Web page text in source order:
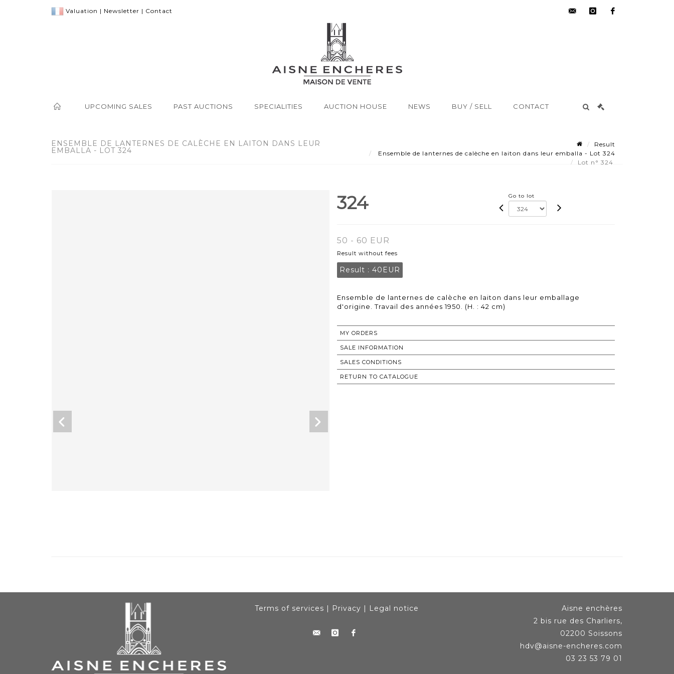
Valuation | Newsletter | Contact
UPCOMING SALES PAST AUCTIONS SPECIALITIES AUCTION HOUSE NEWS BUY / SELL CONTACT
ENSEMBLE DE LANTERNES DE CALÈCHE EN LAITON DANS LEUR
EMBALLA - LOT 324
Result
Ensemble de lanternes de calèche en laiton dans leur emballa - Lot 324
Lot n° 324
324 Go to lot
50 - 60 EUR
Result without fees
Result : 40EUR
Ensemble de lanternes de calèche en laiton dans leur emballage
d'origine. Travail des années 1950. (H. : 42 cm)
MY ORDERS
SALE INFORMATION
SALES CONDITIONS
RETURN TO CATALOGUE
Terms of services | Privacy | Legal notice
Aisne enchères
2 bis rue des Charliers,
02200 Soissons
hdv@aisne-encheres.com
03 23 53 79 01